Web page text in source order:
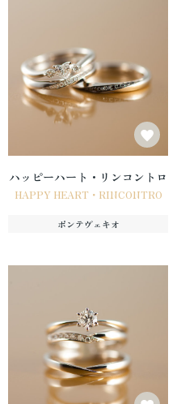
ハッピーハート・リンコントロ
HAPPY HEART・RINCONTRO
ポンテヴェキオ